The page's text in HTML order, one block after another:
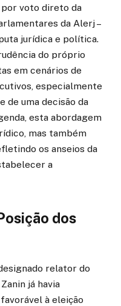
por voto direto da
da Alerj –
jurídica e política.
do próprio
em cenários de
especialmente
de uma decisão da
esta abordagem
mas também
os anseios da
a
dos
relator do
já havia
à eleição